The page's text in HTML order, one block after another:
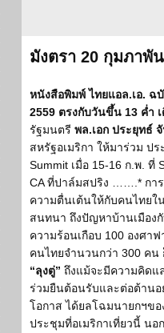
มังตรา 20 กุมภาพั
หนังสือพิมพ์ ไทยแอล.เอ. ฉ
2559 ตรงกับวันขึ้น 13 ค่ำ
รัฐมนตรี พล.เอก ประยุทธ์
สหรัฐอเมริกา ให้มาร่วม ปร
Summit เมื่อ 15-16 ก.พ. ที่
CA ที่ปาล์มสปริง …….* กา
ความตื่นเต้นให้กับคนไทยใ
สนทนา ถึงปัญหาบ้านเมือง
ความร้อนเกือบ 100 องศา
คนไทยจำนวนกว่า 300 คน
“ลุงตู่” ถึงแม้จะมีความคิดแ
ร่วมยืนต้อนรับและต่อต้านอ
โอกาส ได้ยลโฉมนายกฯข
ประชุมที่อเมริกาเที่ยวนี้ นอ